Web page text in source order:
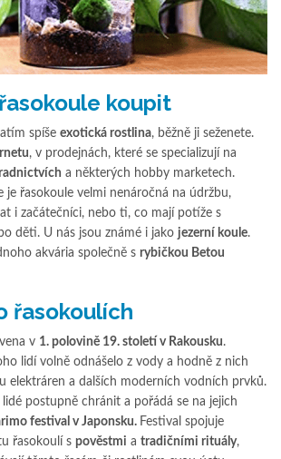
koupit
spíše exotická rostlina, běžně ji seženete.
, v prodejnách, které se specializují na
a některých hobby marketech.
je řasokoule velmi nenáročná na údržbu,
i začátečníci, nebo ti, co mají potíže s
děti. U nás jsou známé i jako jezerní koule.
akvária společně s rybičkou Betou
řasokoulích
v 1. polovině 19. století v Rakousku.
lidí volně odnášelo z vody a hodně z nich
elektráren a dalších moderních vodních prvků.
postupně chránit a pořádá se na jejich
festival v Japonsku. Festival spojuje
řasokoulí s pověstmi a tradičními rituály,